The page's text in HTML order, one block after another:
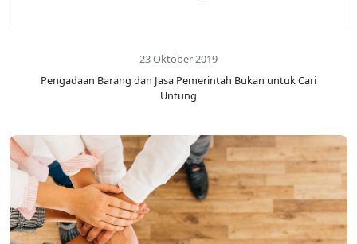
23 Oktober 2019
Pengadaan Barang dan Jasa Pemerintah Bukan untuk Cari
Untung